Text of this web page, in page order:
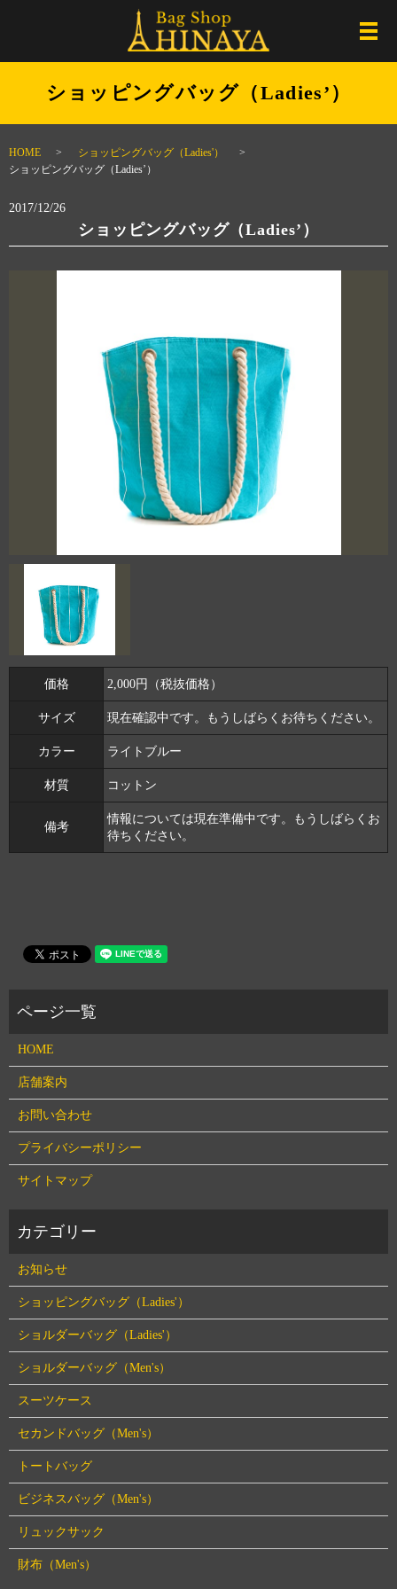
メ
ショッピングバッグ（Ladies’）
HOME
ショッピングバッグ（Ladies'）
ショッピングバッグ（Ladies’）
2017/12/26
ショッピングバッグ（Ladies’）
価格 2,000円（税抜価格）
サイズ 現在確認中です。もうしばらくお待ちください。
カラー ライトブルー
材質 コットン
備考
情報については現在準備中です。もうしばらくお
待ちください。
HOME
店舗案内
お問い合わせ
プライバシーポリシー
サイトマップ
お知らせ
ショッピングバッグ（Ladies'）
ショルダーバッグ（Ladies'）
ショルダーバッグ（Men's）
スーツケース
セカンドバッグ（Men's）
トートバッグ
ビジネスバッグ（Men's）
リュックサック
財布（Men's）